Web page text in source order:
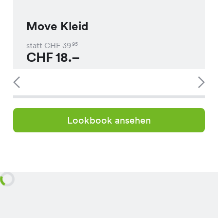
Move Kleid
statt CHF 3995
CHF18.–
Lookbook ansehen